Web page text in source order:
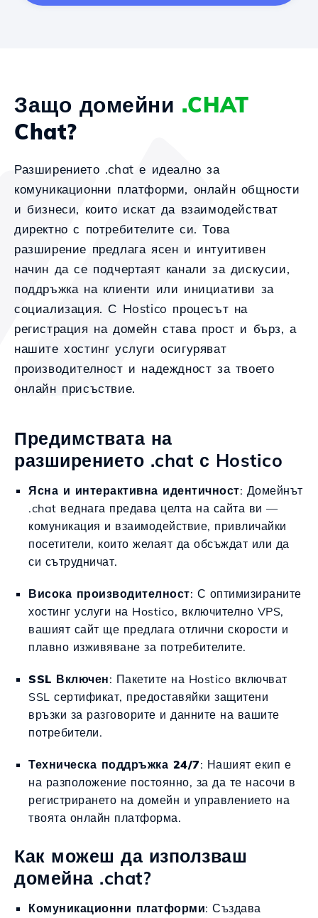
Защо домейни .CHAT
Chat?
Разширението .chat е идеално за
комуникационни платформи, онлайн общности
и бизнеси, които искат да взаимодействат
директно с потребителите си. Това
разширение предлага ясен и интуитивен
начин да се подчертаят канали за дискусии,
поддръжка на клиенти или инициативи за
социализация. С Hostico процесът на
регистрация на домейн става прост и бърз, а
нашите хостинг услуги осигуряват
производителност и надеждност за твоето
онлайн присъствие.
Предимствата на
разширението .chat с Hostico
Ясна и интерактивна идентичност: Домейнът
.chat веднага предава целта на сайта ви —
комуникация и взаимодействие, привличайки
посетители, които желаят да обсъждат или да
си сътрудничат.
Висока производителност: С оптимизираните
хостинг услуги на Hostico, включително VPS,
вашият сайт ще предлага отлични скорости и
плавно изживяване за потребителите.
SSL Включен: Пакетите на Hostico включват
SSL сертификат, предоставяйки защитени
връзки за разговорите и данните на вашите
потребители.
Техническа поддръжка 24/7: Нашият екип е
на разположение постоянно, за да те насочи в
регистрирането на домейн и управлението на
твоята онлайн платформа.
Как можеш да използваш
домейна .chat?
Комуникационни платформи: Създава